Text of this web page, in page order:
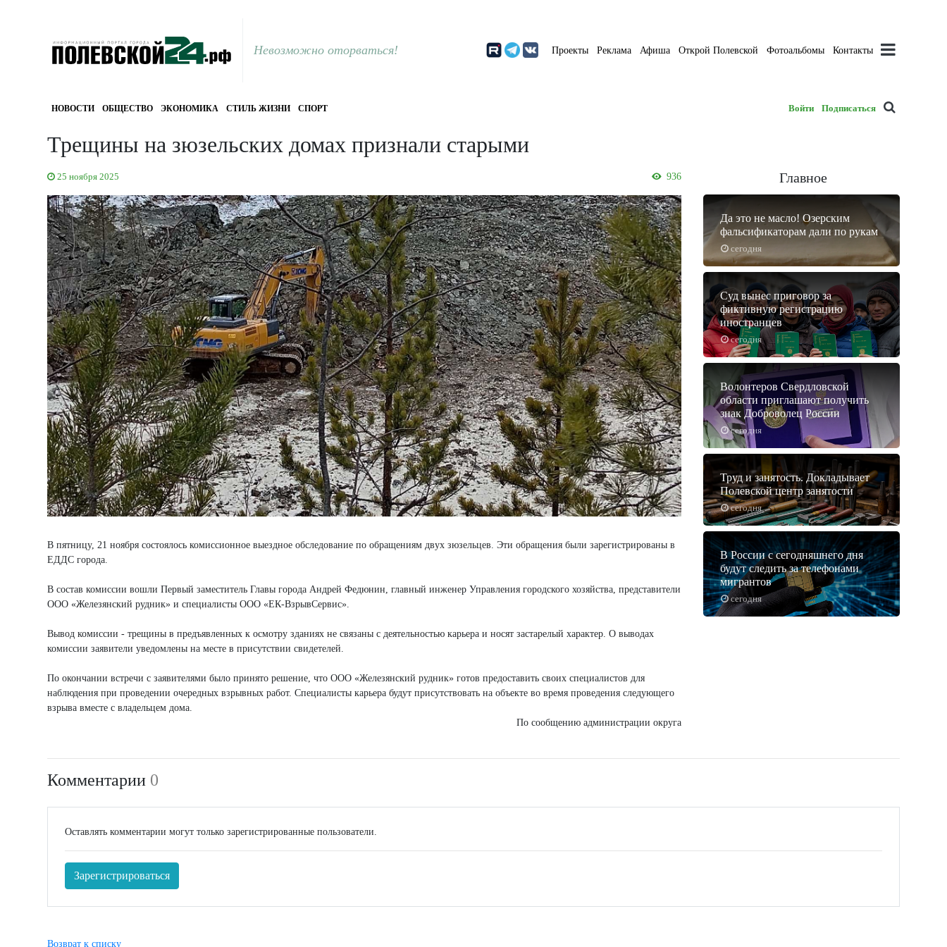
Невозможно оторваться! Проекты Реклама Афиша Открой Полевской Фотоальбомы Контакты
НОВОСТИ ОБЩЕСТВО ЭКОНОМИКА СТИЛЬ ЖИЗНИ СПОРТ Войти Подписаться
Трещины на зюзельских домах признали старыми
25 ноября 2025 936
В пятницу, 21 ноября состоялось комиссионное выездное обследование по обращениям двух зюзельцев. Эти обращения были зарегистрированы в
ЕДДС города.
В состав комиссии вошли Первый заместитель Главы города Андрей Федюнин, главный инженер Управления городского хозяйства, представители
ООО «Железянский рудник» и специалисты ООО «ЕК-ВзрывСервис».
Вывод комиссии - трещины в предъявленных к осмотру зданиях не связаны с деятельностью карьера и носят застарелый характер. О выводах
комиссии заявители уведомлены на месте в присутствии свидетелей.
По окончании встречи с заявителями было принято решение, что ООО «Железянский рудник» готов предоставить своих специалистов для
наблюдения при проведении очередных взрывных работ. Специалисты карьера будут присутствовать на объекте во время проведения следующего
взрыва вместе с владельцем дома.
По сообщению администрации округа
Главное
сегодня
Да это не масло! Озерским
фальсификаторам дали по рукам
сегодня
Суд вынес приговор за
фиктивную регистрацию
иностранцев
сегодня
Волонтеров Свердловской
области приглашают получить
знак Доброволец России
сегодня
Труд и занятость. Докладывает
Полевской центр занятости
сегодня
В России с сегодняшнего дня
будут следить за телефонами
мигрантов
Комментарии 0
Оставлять комментарии могут только зарегистрированные пользователи.
Зарегистрироваться
Возврат к списку